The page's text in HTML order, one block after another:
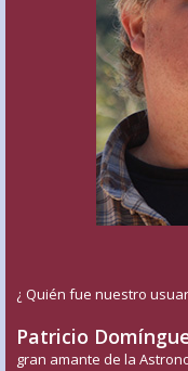
¿ Quién fue nuestro
Patricio
gran amante de la